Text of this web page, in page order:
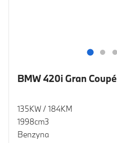
BMW 420i Gran Coupé
135KW / 184KM
1998cm3
Benzyna